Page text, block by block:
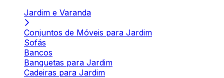
Jardim e Varanda
Conjuntos de Móveis para Jardim
Sofás
Bancos
Banquetas para Jardim
Cadeiras para Jardim